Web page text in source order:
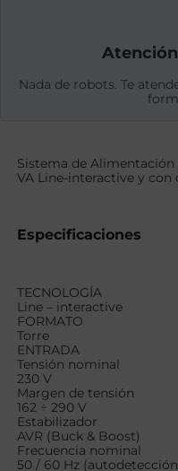
Nada de robots. Te
Sistema de
VA Line-interactive y con
Especificaciones
TECNOLOGÍA
Line – interactive
FORMATO
Torre
ENTRADA
Tensión nominal
230 V
Margen de tensión
162 ÷ 290 V
Estabilizador
AVR (Buck & Boost)
Frecuencia nominal
50 / 60 Hz